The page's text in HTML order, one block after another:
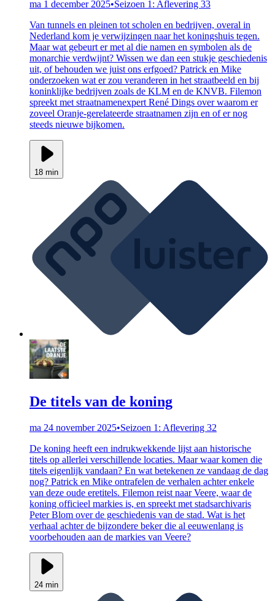
ma 1 december 2025•Seizoen 1: Aflevering 33
Van tunnels en pleinen tot scholen en bedrijven, overal in
Nederland kom je verwijzingen naar het koningshuis tegen.
Maar wat gebeurt er met al die namen en symbolen als de
monarchie verdwijnt? Wissen we dan een stukje geschiedenis
uit, of behouden we juist ons erfgoed? Patrick en Mike
onderzoeken wat er zou veranderen in het straatbeeld en bij
koninklijke bedrijven zoals de KLM en de KNVB. Filemon
spreekt met straatnamenexpert René Dings over waarom er
zoveel Oranje-gerelateerde straatnamen zijn en of er nog
steeds nieuwe bijkomen.
18 min
De titels van de koning
ma 24 november 2025•Seizoen 1: Aflevering 32
De koning heeft een indrukwekkende lijst aan historische
titels op allerlei verschillende locaties. Maar waar komen die
titels eigenlijk vandaan? En wat betekenen ze vandaag de dag
nog? Patrick en Mike ontrafelen de verhalen achter enkele
van deze oude eretitels. Filemon reist naar Veere, waar de
koning officieel markies is, en spreekt met stadsarchivaris
Peter Blom over de geschiedenis van de stad. Wat is het
verhaal achter de bijzondere beker die al eeuwenlang is
voorbehouden aan de markies van Veere?
24 min